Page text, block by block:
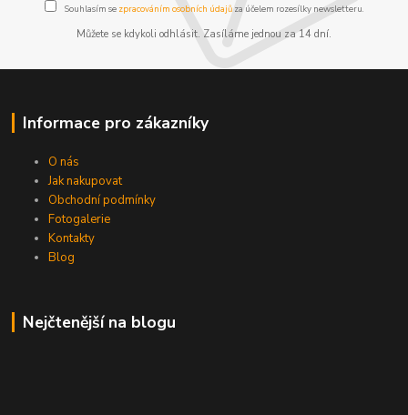
Souhlasím se zpracováním osobních údajůza účelem rozesílky newsletteru.
Můžete se kdykoli odhlásit. Zasíláme jednou za 14 dní.
Informace pro zákazníky
O nás
Jak nakupovat
Obchodní podmínky
Fotogalerie
Kontakty
Blog
Nejčtenější na blogu